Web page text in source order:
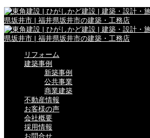
リフォーム
建築事例
新築事例
公共事業
商業建築
不動産情報
お客様の声
会社概要
採用情報
お問合せ